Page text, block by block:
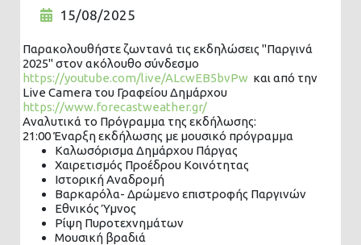
15/08/2025
Παρακολουθήστε ζωντανά τις εκδηλώσεις "Παργινά
2025" στον ακόλουθο σύνδεσμο
https://youtube.com/live/ALcwEB5bvPw και από την
Live Camera του Γραφείου Δημάρχου
https://www.forecastweather.gr/
Αναλυτικά το Πρόγραμμα της εκδήλωσης:
21:00 Έναρξη εκδήλωσης με μουσικό πρόγραμμα
Καλωσόρισμα Δημάρχου Πάργας
Χαιρετισμός Προέδρου Κοινότητας
Ιστορική Αναδρομή
Βαρκαρόλα- Δρώμενο επιστροφής Παργινών
Εθνικός Ύμνος
Ρίψη Πυροτεχνημάτων
Μουσική βραδιά